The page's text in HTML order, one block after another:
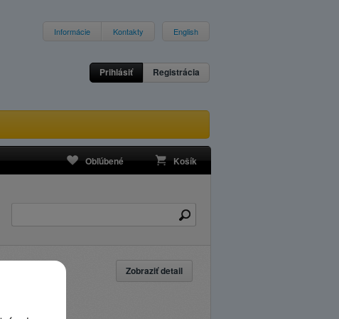
Informácie Kontakty English
Prihlásiť Registrácia
Obľúbené Košík
Zobraziť detail